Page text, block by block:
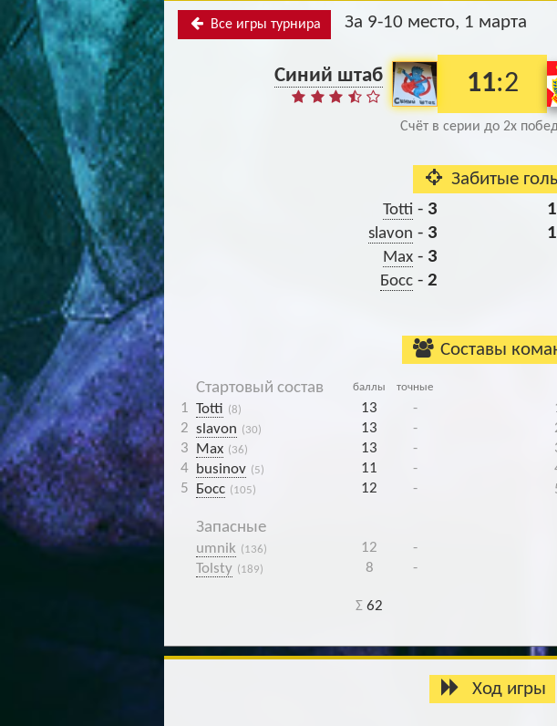
Все игры турнира За 9-10 место, 1 марта
Синий штаб 11:2
Счёт в серии до 2х
Забитые
Totti - 3
slavon - 3
Max - 3
Босс - 2
1
1
Составы
Стартовый состав баллы точные
1 Totti (8) 13
-
2 slavon (30) 13
-
3
Max (36) 13
-
4 businov (5) 11
-
5
Босс (105) 12 -
Запасные
umnik (136) 12
-
Tolsty (189) 8 -
Σ 62
Ход игры